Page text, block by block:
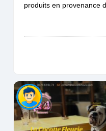
produits en provenance